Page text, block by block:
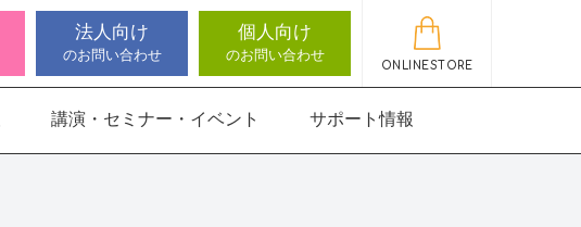
法人向け
のお問い合わせ
個人向け
のお問い合わせ
ONLINESTORE
講演・セミナー・イベント サポート情報